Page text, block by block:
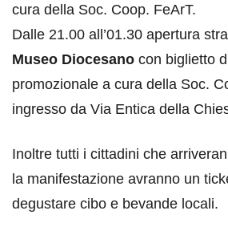
cura della Soc. Coop. FeArT.
Dalle 21.00 all’01.30 apertura
Museo Diocesano con biglietto
promozionale a cura della Soc.
ingresso da Via Entica della
Inoltre tutti i cittadini che
la manifestazione avranno un
degustare cibo e bevande locali.